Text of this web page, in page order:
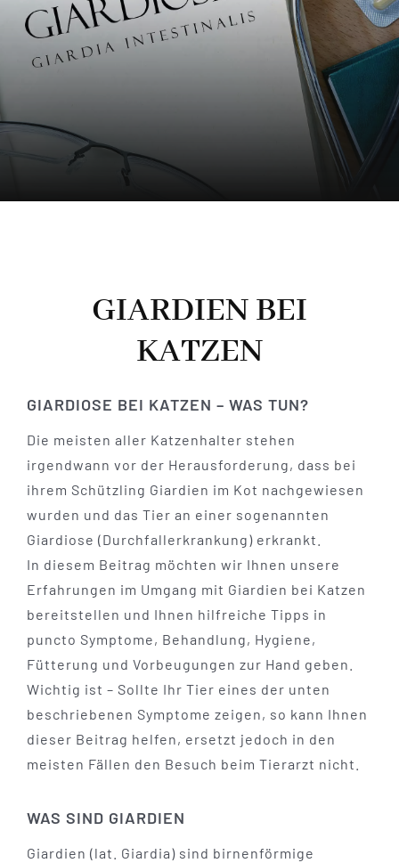
Maine Coon Katzen
Maine Coon Babys
Maine Coon Kastraten
GIARDIEN BEI
KATZEN
GIARDIOSE BEI KATZEN – WAS TUN?
Die meisten aller Katzenhalter stehen
irgendwann vor der Herausforderung, dass bei
ihrem Schützling Giardien im Kot nachgewiesen
wurden und das Tier an einer sogenannten
Giardiose (Durchfallerkrankung) erkrankt.
In diesem Beitrag möchten wir Ihnen unsere
Erfahrungen im Umgang mit Giardien bei Katzen
bereitstellen und Ihnen hilfreiche Tipps in
puncto Symptome, Behandlung, Hygiene,
Fütterung und Vorbeugungen zur Hand geben.
Wichtig ist – Sollte Ihr Tier eines der unten
beschriebenen Symptome zeigen, so kann Ihnen
dieser Beitrag helfen, ersetzt jedoch in den
meisten Fällen den Besuch beim Tierarzt nicht.
WAS SIND GIARDIEN
Giardien (lat. Giardia) sind birnenförmige